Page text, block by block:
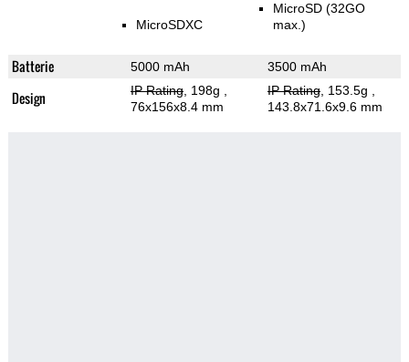
MicroSDXC
MicroSD (32GO
max.)
Batterie 5000 mAh 3500 mAh
Design IP Rating, 198g
76x156x8.4 mm
IP Rating, 153.5g
143.8x71.6x9.6 mm